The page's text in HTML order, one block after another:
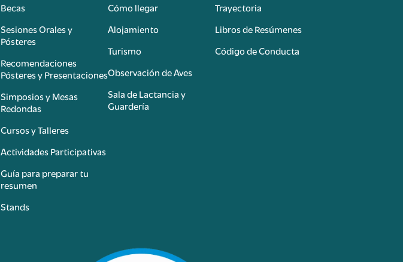
Becas
Sesiones Orales y
Pósteres
Recomendaciones
Pósteres y Presentaciones
Simposios y Mesas
Redondas
Cursos y Talleres
Actividades Participativas
Guía para preparar tu
resumen
Stands
Cómo llegar
Alojamiento
Turismo
Observación de Aves
Sala de Lactancia y
Guardería
Trayectoria
Libros de Resúmenes
Código de Conducta